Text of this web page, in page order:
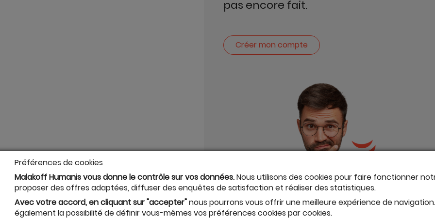
pas encore fait.
Créer mon compte
Préférences de cookies
Malakoff Humanis vous donne le contrôle sur vos données.Nous utilisons des cookies pour faire fonctionner
proposer des offres adaptées, diffuser des enquêtes de satisfaction et réaliser des statistiques.
Avec votre accord, en cliquant sur "accepter"nous pourrons vous offrir une meilleure expérience de
également la possibilité de définir vous-mêmes vos préférences cookies par cookies.